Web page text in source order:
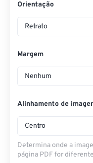
Orientação
Retrato
Margem
Nenhum
Alinhamento de
Centro
Determina onde a
página PDF for